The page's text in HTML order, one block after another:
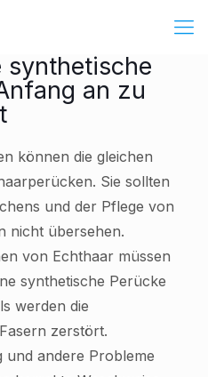
synthetische
an zu
können die gleichen
Sie sollten
und der Pflege von
nicht übersehen.
von Echthaar müssen
synthetische Perücke
werden die
zerstört.
andere Probleme